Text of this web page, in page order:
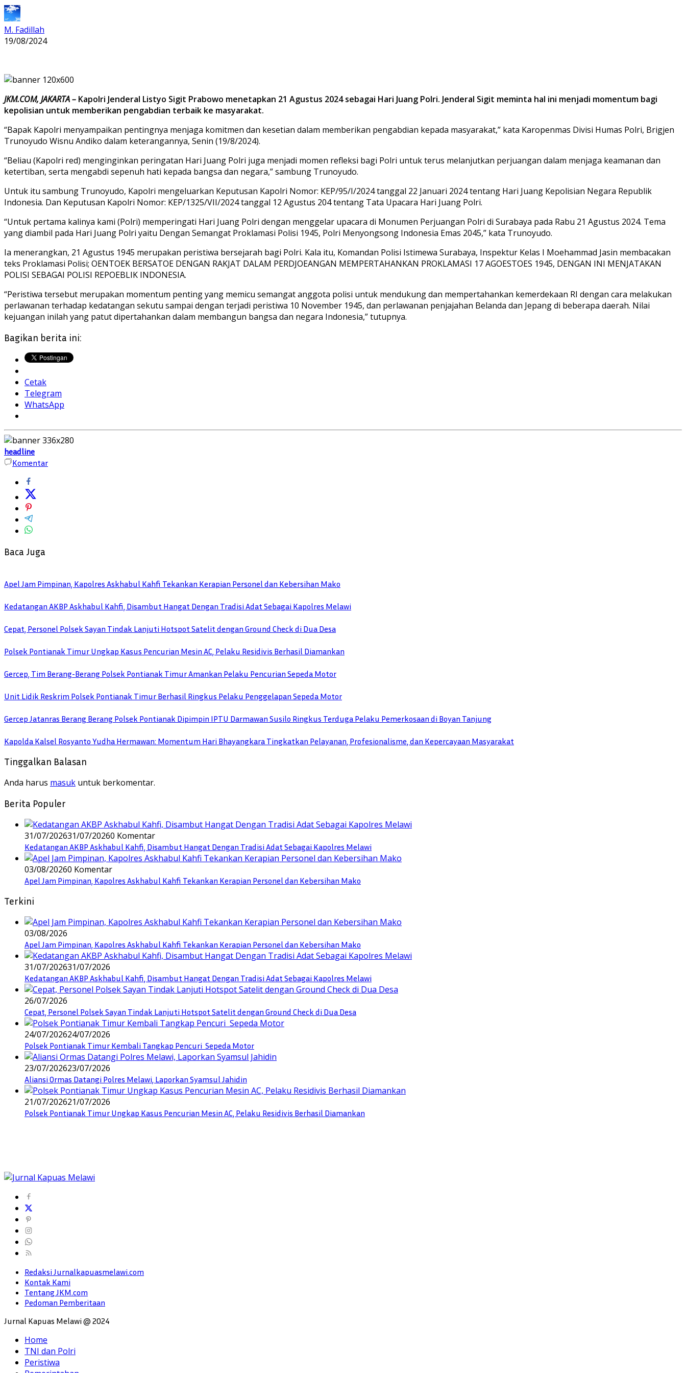
M. Fadillah
19/08/2024
JKM.COM, JAKARTA – Kapolri Jenderal Listyo Sigit Prabowo menetapkan 21 Agustus 2024 sebagai Hari Juang Polri. Jenderal Sigit meminta hal ini menjadi momentum bagi
kepolisian untuk memberikan pengabdian terbaik ke masyarakat.
“Bapak Kapolri menyampaikan pentingnya menjaga komitmen dan kesetian dalam memberikan pengabdian kepada masyarakat,” kata Karopenmas Divisi Humas Polri, Brigjen
Trunoyudo Wisnu Andiko dalam keterangannya, Senin (19/8/2024).
“Beliau (Kapolri red) menginginkan peringatan Hari Juang Polri juga menjadi momen refleksi bagi Polri untuk terus melanjutkan perjuangan dalam menjaga keamanan dan
ketertiban, serta mengabdi sepenuh hati kepada bangsa dan negara,” sambung Trunoyudo.
Untuk itu sambung Trunoyudo, Kapolri mengeluarkan Keputusan Kapolri Nomor: KEP/95/I/2024 tanggal 22 Januari 2024 tentang Hari Juang Kepolisian Negara Republik
Indonesia. Dan Keputusan Kapolri Nomor: KEP/1325/VII/2024 tanggal 12 Agustus 204 tentang Tata Upacara Hari Juang Polri.
“Untuk pertama kalinya kami (Polri) memperingati Hari Juang Polri dengan menggelar upacara di Monumen Perjuangan Polri di Surabaya pada Rabu 21 Agustus 2024. Tema
yang diambil pada Hari Juang Polri yaitu Dengan Semangat Proklamasi Polisi 1945, Polri Menyongsong Indonesia Emas 2045,” kata Trunoyudo.
Ia menerangkan, 21 Agustus 1945 merupakan peristiwa bersejarah bagi Polri. Kala itu, Komandan Polisi Istimewa Surabaya, Inspektur Kelas I Moehammad Jasin membacakan
teks Proklamasi Polisi; OENTOEK BERSATOE DENGAN RAKJAT DALAM PERDJOEANGAN MEMPERTAHANKAN PROKLAMASI 17 AGOESTOES 1945, DENGAN INI MENJATAKAN
POLISI SEBAGAI POLISI REPOEBLIK INDONESIA.
“Peristiwa tersebut merupakan momentum penting yang memicu semangat anggota polisi untuk mendukung dan mempertahankan kemerdekaan RI dengan cara melakukan
perlawanan terhadap kedatangan sekutu sampai dengan terjadi peristiwa 10 November 1945, dan perlawanan penjajahan Belanda dan Jepang di beberapa daerah. Nilai
kejuangan inilah yang patut dipertahankan dalam membangun bangsa dan negara Indonesia,” tutupnya.
Bagikan berita ini:
Cetak
Telegram
WhatsApp
headline
Komentar
Baca Juga
Apel Jam Pimpinan, Kapolres Askhabul Kahfi Tekankan Kerapian Personel dan Kebersihan Mako
Kedatangan AKBP Askhabul Kahfi, Disambut Hangat Dengan Tradisi Adat Sebagai Kapolres Melawi
Cepat, Personel Polsek Sayan Tindak Lanjuti Hotspot Satelit dengan Ground Check di Dua Desa
Polsek Pontianak Timur Ungkap Kasus Pencurian Mesin AC, Pelaku Residivis Berhasil Diamankan
Gercep, Tim Berang-Berang Polsek Pontianak Timur Amankan Pelaku Pencurian Sepeda Motor
Unit Lidik Reskrim Polsek Pontianak Timur Berhasil Ringkus Pelaku Penggelapan Sepeda Motor
Gercep Jatanras Berang Berang Polsek Pontianak Dipimpin IPTU Darmawan Susilo Ringkus Terduga Pelaku Pemerkosaan di Boyan Tanjung
Kapolda Kalsel Rosyanto Yudha Hermawan: Momentum Hari Bhayangkara Tingkatkan Pelayanan, Profesionalisme, dan Kepercayaan Masyarakat
Tinggalkan Balasan
Anda harus masuk untuk berkomentar.
Berita Populer
31/07/202631/07/20260 Komentar
Kedatangan AKBP Askhabul Kahfi, Disambut Hangat Dengan Tradisi Adat Sebagai Kapolres Melawi
03/08/20260 Komentar
Apel Jam Pimpinan, Kapolres Askhabul Kahfi Tekankan Kerapian Personel dan Kebersihan Mako
Terkini
03/08/2026
Apel Jam Pimpinan, Kapolres Askhabul Kahfi Tekankan Kerapian Personel dan Kebersihan Mako
31/07/202631/07/2026
Kedatangan AKBP Askhabul Kahfi, Disambut Hangat Dengan Tradisi Adat Sebagai Kapolres Melawi
26/07/2026
Cepat, Personel Polsek Sayan Tindak Lanjuti Hotspot Satelit dengan Ground Check di Dua Desa
24/07/202624/07/2026
Polsek Pontianak Timur Kembali Tangkap Pencuri Sepeda Motor
23/07/202623/07/2026
Aliansi Ormas Datangi Polres Melawi, Laporkan Syamsul Jahidin
21/07/202621/07/2026
Polsek Pontianak Timur Ungkap Kasus Pencurian Mesin AC, Pelaku Residivis Berhasil Diamankan
Redaksi Jurnalkapuasmelawi.com
Kontak Kami
Tentang JKM.com
Pedoman Pemberitaan
Jurnal Kapuas Melawi @ 2024
Home
TNI dan Polri
Peristiwa